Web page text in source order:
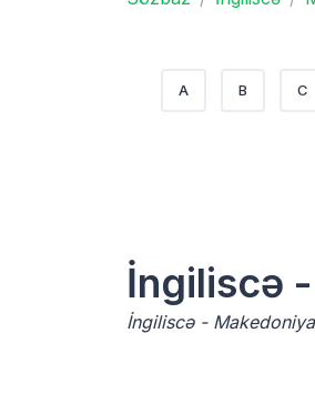
A B C
İngiliscə
İngiliscə -